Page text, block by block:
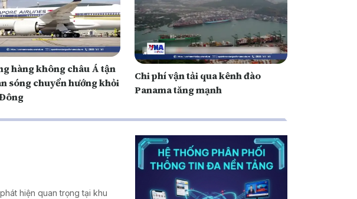
hàng không châu Á tận
sóng chuyển hướng khỏi
Chi phí vận tải qua kênh đào
Panama tăng mạnh
hiện quan trọng tại khu